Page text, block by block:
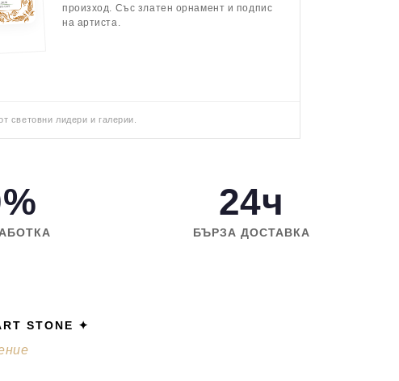
произход. Със златен орнамент и подпис
на артиста.
световни лидери и галерии.
24ч
БЪРЗА ДОСТАВКА
STONE ✦